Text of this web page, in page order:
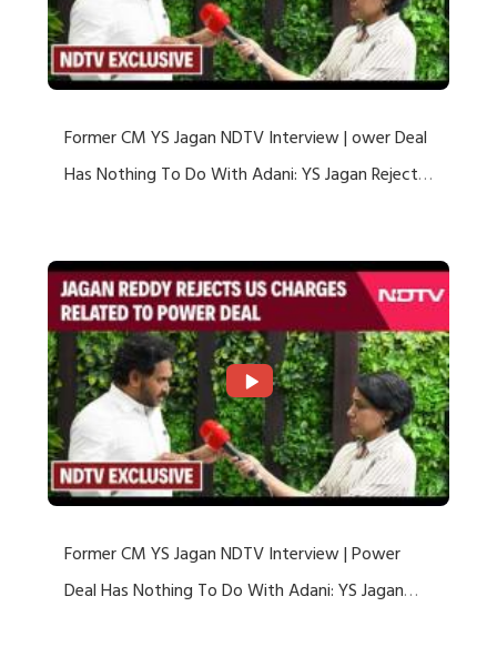
Former CM YS Jagan NDTV Interview | ower Deal
Has Nothing To Do With Adani: YS Jagan Rejects
Former CM YS Jagan NDTV Interview | Power
Deal Has Nothing To Do With Adani: YS Jagan